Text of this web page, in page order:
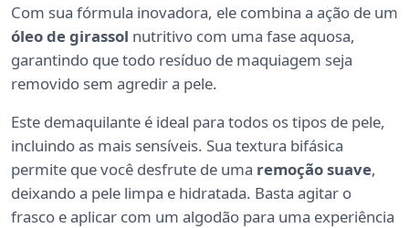
Com sua fórmula inovadora, ele combina a ação de um
óleo de girassol nutritivo com uma fase aquosa,
garantindo que todo resíduo de maquiagem seja
removido sem agredir a pele.
Este demaquilante é ideal para todos os tipos de pele,
incluindo as mais sensíveis. Sua textura bifásica
permite que você desfrute de uma remoção suave,
deixando a pele limpa e hidratada. Basta agitar o
frasco e aplicar com um algodão para uma experiência